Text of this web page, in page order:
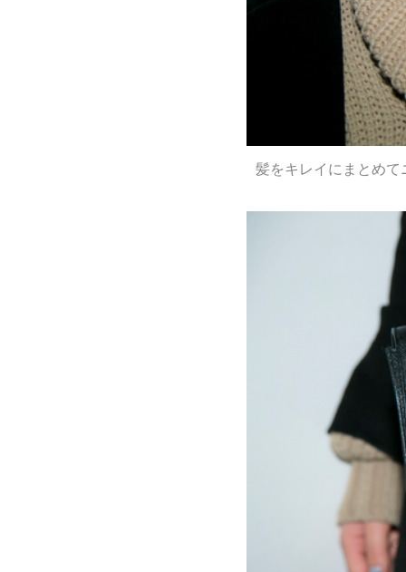
髪をキレイにまとめ